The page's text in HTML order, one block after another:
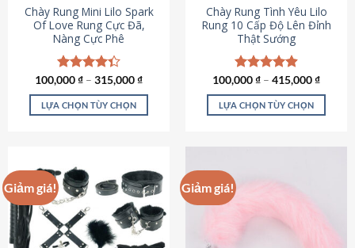
chọn
trên
trang
sản
phẩm
Chày Rung Mini Lilo Spark
Of Love Rung Cực Đã,
Nàng Cực Phê
Được xếp
hạng4.33
5 sao
100,000₫ – 315,000₫
LỰA CHỌN TÙY CHỌN
có
nhiều
biến
thể.
Các
Chày Rung Tình Yêu Lilo
Rung 10 Cấp Độ Lên Đỉnh
Thật Sướng
Được xếp
hạng4.94
5 sao
100,000₫ – 415,000₫
LỰA CHỌN TÙY CHỌN
biến
thể.
Giảm giá! Giảm giá!